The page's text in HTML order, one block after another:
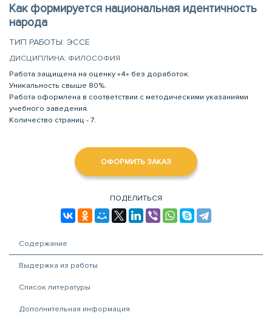
Как формируется национальная идентичность
народа
ТИП РАБОТЫ: ЭССЕ
ДИСЦИПЛИНА: ФИЛОСОФИЯ
Работа защищена на оценку «4» без доработок.
Уникальность свыше 80%.
Работа оформлена в соответствии с методическими указаниями
учебного заведения.
Количество страниц - 7.
ОФОРМИТЬ ЗАКАЗ
ПОДЕЛИТЬСЯ
Содержание
Выдержка из работы
Список литературы
Дополнительная информация